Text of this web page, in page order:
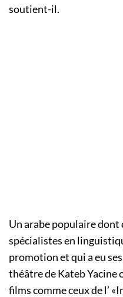
soutient-il.
Un arabe populaire dont
spécialistes en
promotion et qui a eu
théâtre de Kateb Yacine
films comme ceux de l’